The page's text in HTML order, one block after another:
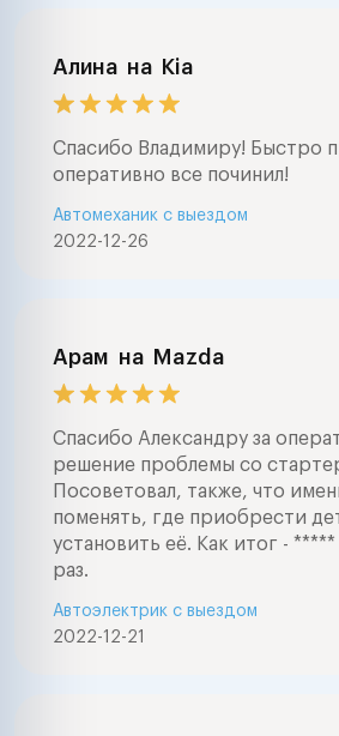
Алина на Kia
Спасибо Владимиру! Быстро
оперативно все починил!
2022-12-26
Автомеханик с выездом
Арам на Mazda
Спасибо Александру за
решение проблемы со
Посоветовал, также, что
поменять, где приобрести
установить её. Как итог -
раз.
2022-12-21
Автоэлектрик с выездом